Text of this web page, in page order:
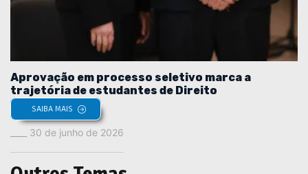
Aprovação em processo seletivo marca a
trajetória de estudantes de Direito
SAIBA MAIS
30 de junho de 2026